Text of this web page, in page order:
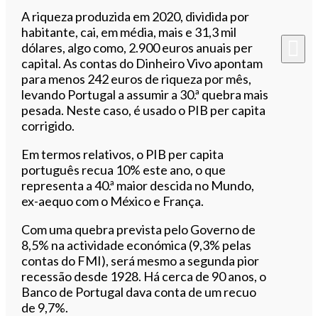
A riqueza produzida em 2020, dividida por
habitante, cai, em média, mais e 31,3 mil
dólares, algo como, 2.900 euros anuais per
capital. As contas do Dinheiro Vivo apontam
para menos 242 euros de riqueza por mês,
levando Portugal a assumir a 30.ª quebra mais
pesada. Neste caso, é usado o PIB per capita
corrigido.
Em termos relativos, o PIB per capita
português recua 10% este ano, o que
representa a 40.ª maior descida no Mundo,
ex-aequo com o México e França.
Com uma quebra prevista pelo Governo de
8,5% na actividade económica (9,3% pelas
contas do FMI), será mesmo a segunda pior
recessão desde 1928. Há cerca de 90 anos, o
Banco de Portugal dava conta de um recuo
de 9,7%.